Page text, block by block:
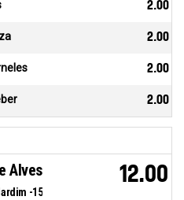
2.00
2.00
2.00
2.00
-15
Alves 12.00